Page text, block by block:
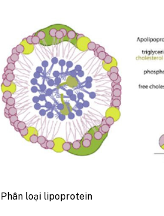
Phân loại lipoprotein